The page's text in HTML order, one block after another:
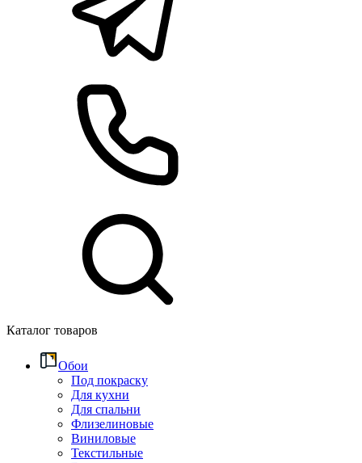
Каталог товаров
Обои
Под покраску
Для кухни
Для спальни
Флизелиновые
Виниловые
Текстильные